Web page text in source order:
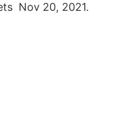
Nov 20, 2021.